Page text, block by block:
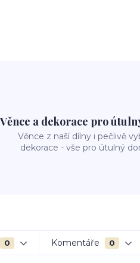
Věnce a dekorace pro
Věnce z naší dílny i pečlivě
dekorace - vše pro útulný
0 Komentáře 0